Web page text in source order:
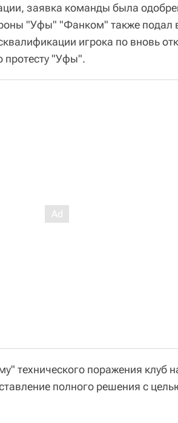
заявка команды была
"Уфы" "Фанком" также
игрока по вновь
протесту "Уфы".
технического поражения клуб
полного решения с